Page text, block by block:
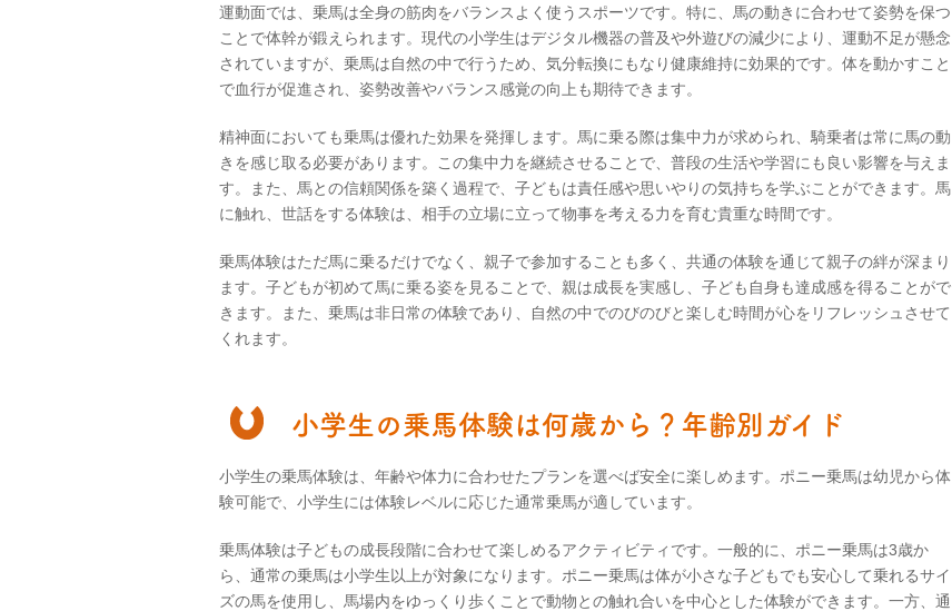
運動面では、乗馬は全身の筋肉をバランスよく使うスポーツです。特に、馬の動きに合わせて姿勢を保つ
ことで体幹が鍛えられます。現代の小学生はデジタル機器の普及や外遊びの減少により、運動不足が懸念
されていますが、乗馬は自然の中で行うため、気分転換にもなり健康維持に効果的です。体を動かすこと
で血行が促進され、姿勢改善やバランス感覚の向上も期待できます。
精神面においても乗馬は優れた効果を発揮します。馬に乗る際は集中力が求められ、騎乗者は常に馬の動
きを感じ取る必要があります。この集中力を継続させることで、普段の生活や学習にも良い影響を与えま
す。また、馬との信頼関係を築く過程で、子どもは責任感や思いやりの気持ちを学ぶことができます。馬
に触れ、世話をする体験は、相手の立場に立って物事を考える力を育む貴重な時間です。
乗馬体験はただ馬に乗るだけでなく、親子で参加することも多く、共通の体験を通じて親子の絆が深まり
ます。子どもが初めて馬に乗る姿を見ることで、親は成長を実感し、子ども自身も達成感を得ることがで
きます。また、乗馬は非日常の体験であり、自然の中でのびのびと楽しむ時間が心をリフレッシュさせて
くれます。
小学生の乗馬体験は何歳から？年齢別ガイド
小学生の乗馬体験は、年齢や体力に合わせたプランを選べば安全に楽しめます。ポニー乗馬は幼児から体
験可能で、小学生には体験レベルに応じた通常乗馬が適しています。
乗馬体験は子どもの成長段階に合わせて楽しめるアクティビティです。一般的に、ポニー乗馬は3歳か
ら、通常の乗馬は小学生以上が対象になります。ポニー乗馬は体が小さな子どもでも安心して乗れるサイ
ズの馬を使用し、馬場内をゆっくり歩くことで動物との触れ合いを中心とした体験ができます。一方、通